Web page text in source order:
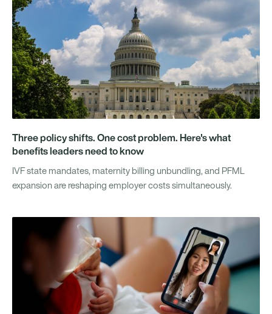
Three policy shifts. One cost problem. Here's what
benefits leaders need to know
IVF state mandates, maternity billing unbundling, and PFML
expansion are reshaping employer costs simultaneously.